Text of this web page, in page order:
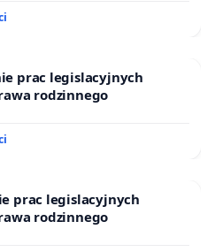
prac legislacyjnych
rodzinnego
prac legislacyjnych
rodzinnego